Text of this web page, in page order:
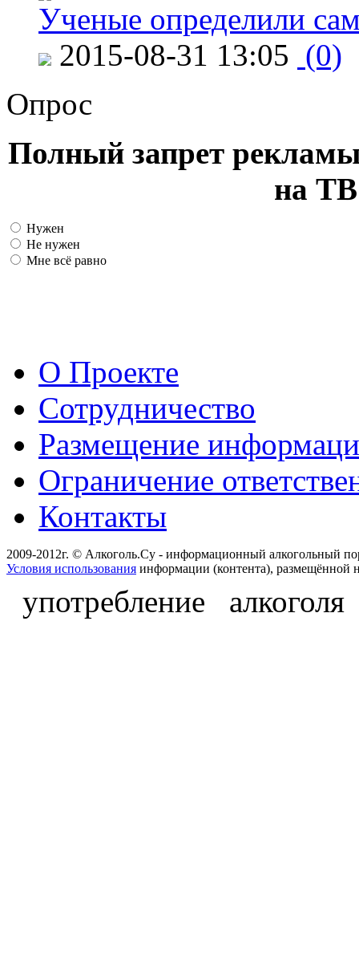
Ученые определили
2015-08-31 13:05 (0)
Опрос
Полный запрет
на ТВ
Нужен
Не нужен
Мне всё равно
О Проекте
Сотрудничество
Размещение
Ограничение
Контакты
2009-2012г. © Алкоголь.Су - информационный алкогольный
Условия использования информации (контента), размещённой
употребление